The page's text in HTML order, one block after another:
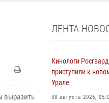
выразить
ЛЕНТА
Кинологи
приступили к
Урале
08 августа 2026,